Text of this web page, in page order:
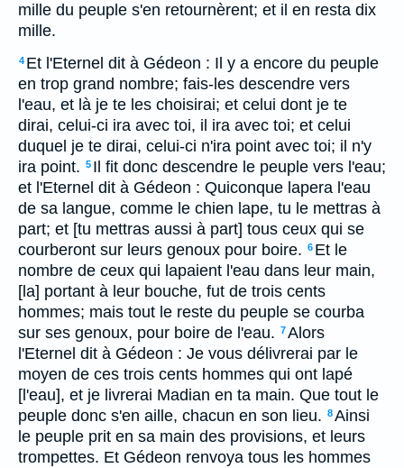
mille du peuple s'en retournèrent; et il en resta dix
mille.
4 Et l'Eternel dit à Gédeon : Il y a encore du peuple
en trop grand nombre; fais-les descendre vers
l'eau, et là je te les choisirai; et celui dont je te
dirai, celui-ci ira avec toi, il ira avec toi; et celui
duquel je te dirai, celui-ci n'ira point avec toi; il n'y
ira point. 5 Il fit donc descendre le peuple vers l'eau;
et l'Eternel dit à Gédeon : Quiconque lapera l'eau
de sa langue, comme le chien lape, tu le mettras à
part; et [tu mettras aussi à part] tous ceux qui se
courberont sur leurs genoux pour boire. 6 Et le
nombre de ceux qui lapaient l'eau dans leur main,
[la] portant à leur bouche, fut de trois cents
hommes; mais tout le reste du peuple se courba
sur ses genoux, pour boire de l'eau. 7Alors
l'Eternel dit à Gédeon : Je vous délivrerai par le
moyen de ces trois cents hommes qui ont lapé
[l'eau], et je livrerai Madian en ta main. Que tout le
peuple donc s'en aille, chacun en son lieu. 8Ainsi
le peuple prit en sa main des provisions, et leurs
trompettes. Et Gédeon renvoya tous les hommes